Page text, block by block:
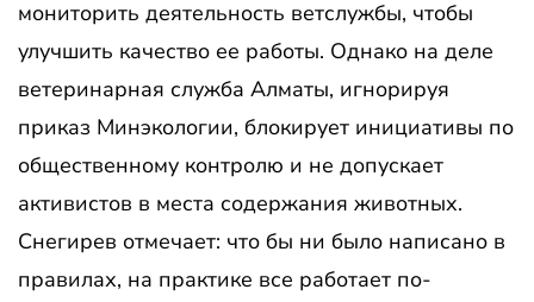
мониторить деятельность ветслужбы, чтобы
улучшить качество ее работы. Однако на деле
ветеринарная служба Алматы, игнорируя
приказ Минэкологии, блокирует инициативы по
общественному контролю и не допускает
активистов в места содержания животных.
Снегирев отмечает: что бы ни было написано в
правилах, на практике все работает по-